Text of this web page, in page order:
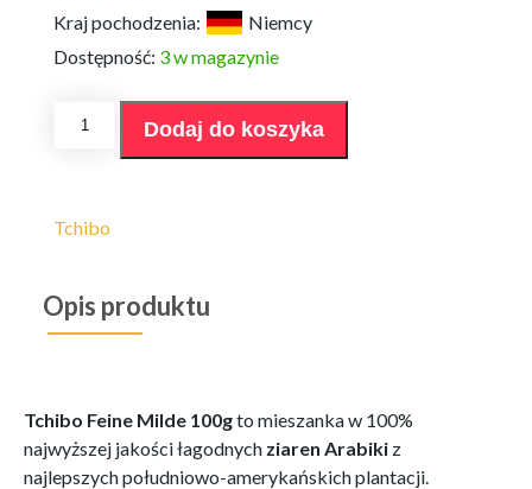
Kraj pochodzenia:
Niemcy
Dostępność: 3 w magazynie
Tchibo
rozp
Dodaj do koszyka
Tchibo
Opis produktu
Tchibo Feine Milde 100gto mieszanka w 100%
najwyższej jakości łagodnych ziaren Arabiki z
najlepszych południowo-amerykańskich plantacji.